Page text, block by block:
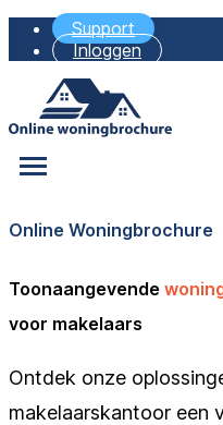
Support
Inloggen
Online Woningbrochure
Toonaangevende
voor makelaars
Ontdek onze
makelaarskantoor een